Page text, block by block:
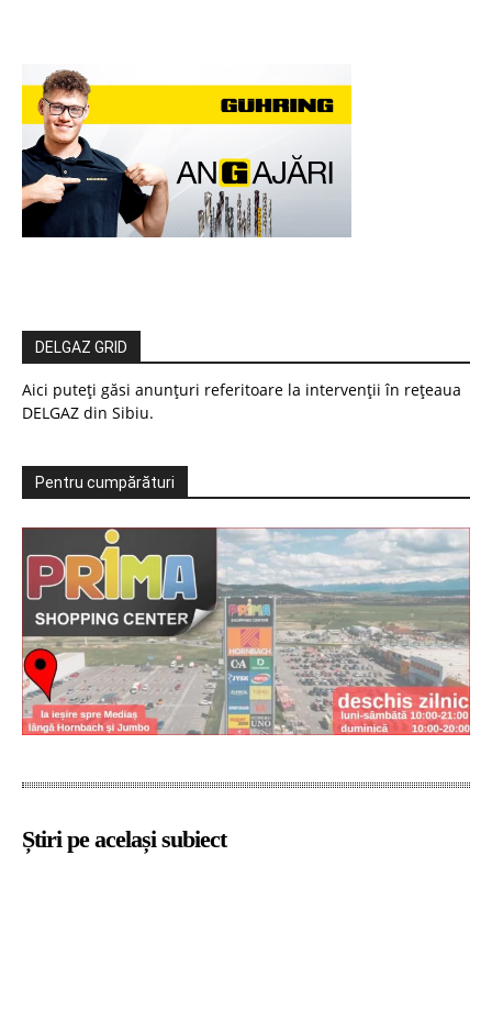
DELGAZ GRID
Aici puteți găsi anunțuri referitoare la intervenții în rețeaua
DELGAZ din Sibiu.
Pentru cumpărături
Știri pe același subiect